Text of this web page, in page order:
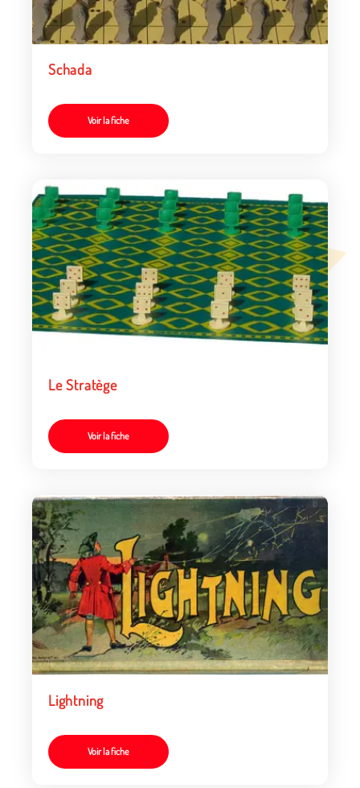
Schada
Voir la fiche
Le Stratège
Voir la fiche
Lightning
Voir la fiche